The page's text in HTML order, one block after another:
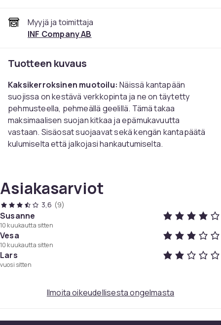
Myyjä ja toimittaja
INF Company AB
Tuotteen kuvaus
Kaksikerroksinen muotoilu: Näissä kantapään
suojissa on kestävä verkkopinta ja ne on täytetty
pehmusteella, pehmeällä geelillä. Tämä takaa
maksimaalisen suojan kitkaa ja epämukavuutta
vastaan. Sisäosat suojaavat sekä kengän kantapäätä
kulumiselta että jalkojasi hankautumiselta.
vähentää kantapäihin kohdistuvaa painetta.
Turvallinen tarttuvuus:
itsekiinnittyviä, ja niillä on vahva ja kestävä tarttuvuus ja
ne pysyvät lujasti kengissä.
Kengän koon säätö:
Nämä päälliset auttavat myös
täyttämään ylimääräistä tilaa kengissäsi ja tarjoavat
tiukemman istuvuuden. Täydelliset, jos kengät ovat
Tekniset tiedot:
Koko: 15,5x5,8x0,4 cm
Asiakasarviot
3,6 (9)
Susanne
10 kuukautta sitten
Vesa
10 kuukautta sitten
Lars
vuosi sitten
Ilmoita oikeudellisesta ongelmasta